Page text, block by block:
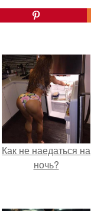
Как не наедаться на
ночь?